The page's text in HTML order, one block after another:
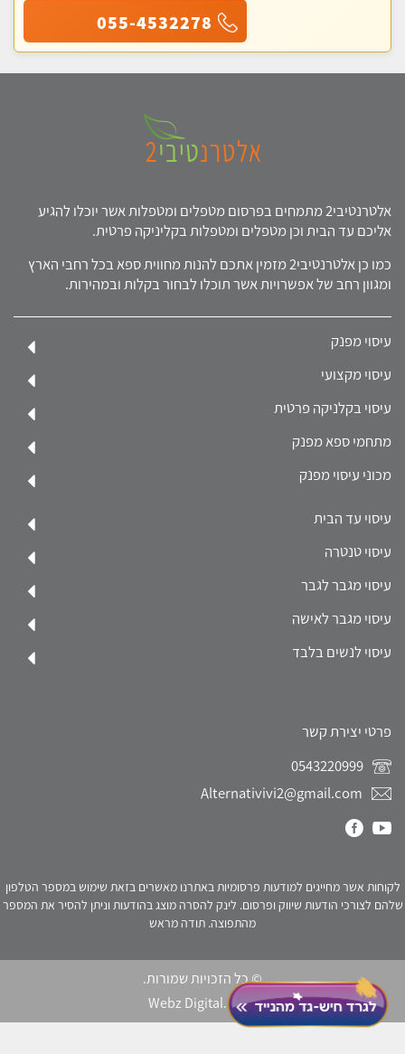
055-4532278
אלטרנטיבי2 מתמחים בפרסום מטפלים ומטפלות אשר יוכלו להגיע
אליכם עד הבית וכן מטפלים ומטפלות בקליניקה פרטית.
כמו כן אלטרנטיבי2 מזמין אתכם להנות מחווית ספא בכל רחבי הארץ
ומגוון רחב של אפשרויות אשר תוכלו לבחור בקלות ובמהירות.
עיסוי מפנק
עיסוי מקצועי
עיסוי בקלניקה פרטית
מתחמי ספא מפנק
מכוני עיסוי מפנק
עיסוי עד הבית
עיסוי טנטרה
עיסוי מגבר לגבר
עיסוי מגבר לאישה
עיסוי לנשים בלבד
פרטי יצירת קשר
Alternativivi2@gmail.com
לקוחות אשר מחייגים למודעות פרסומיות באתרנו מאשרים בזאת שימוש במספר הטלפון
שלהם לצורכי הודעות שיווק ופרסום. לינק להסרה מוצג בהודעות וניתן להסיר את המספר
מהתפוצה. תודה מראש
© כל הזכויות שמורות.
Webz Digital.click